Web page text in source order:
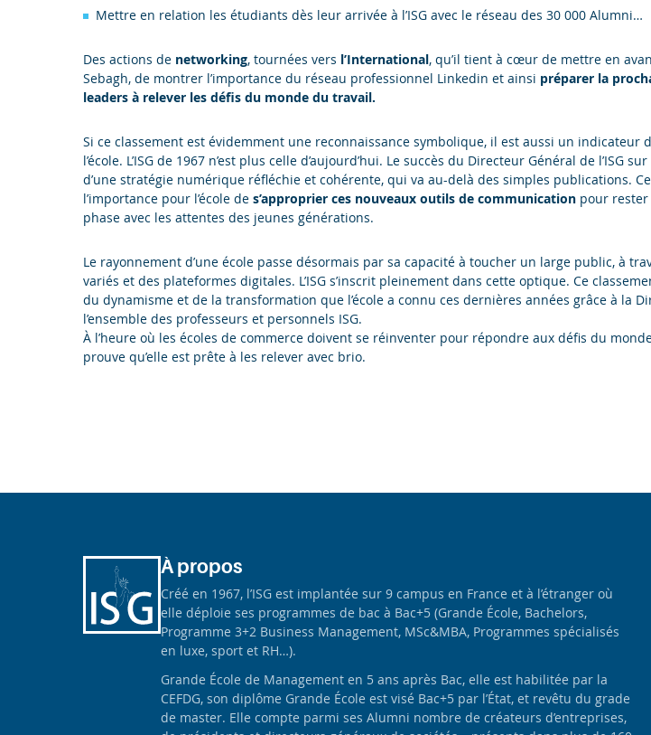
Mettre en relation les étudiants dès leur arrivée à l’ISG avec le réseau des 30 000 Alumni…
Des actions de networking, tournées vers l’International, qu’il tient à cœur de mettre en
Sebagh, de montrer l’importance du réseau professionnel Linkedin et ainsi préparer la
leaders à relever les défis du monde du travail.
Si ce classement est évidemment une reconnaissance symbolique, il est aussi un indicateur
l’école. L’ISG de 1967 n’est plus celle d’aujourd’hui. Le succès du Directeur Général de l’ISG
d’une stratégie numérique réfléchie et cohérente, qui va au-delà des simples publications.
l’importance pour l’école de s’approprier ces nouveaux outils de communication pour
phase avec les attentes des jeunes générations.
Le rayonnement d’une école passe désormais par sa capacité à toucher un large public, à
variés et des plateformes digitales. L’ISG s’inscrit pleinement dans cette optique. Ce
du dynamisme et de la transformation que l’école a connu ces dernières années grâce à la
l’ensemble des professeurs et personnels ISG.
À l’heure où les écoles de commerce doivent se réinventer pour répondre aux défis du
prouve qu’elle est prête à les relever avec brio.
À propos
Créé en 1967, l’ISG est implantée sur 9 campus en France et à l’étranger où
elle déploie ses programmes de bac à Bac+5 (Grande École, Bachelors,
Programme 3+2 Business Management, MSc&MBA, Programmes spécialisés
en luxe, sport et RH…).
Grande École de Management en 5 ans après Bac, elle est habilitée par la
CEFDG, son diplôme Grande École est visé Bac+5 par l’État, et revêtu du grade
de master. Elle compte parmi ses Alumni nombre de créateurs d’entreprises,